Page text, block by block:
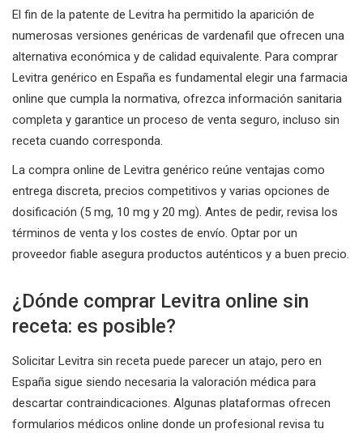
El fin de la patente de Levitra ha permitido la aparición de
numerosas versiones genéricas de vardenafil que ofrecen una
alternativa económica y de calidad equivalente. Para comprar
Levitra genérico en España es fundamental elegir una farmacia
online que cumpla la normativa, ofrezca información sanitaria
completa y garantice un proceso de venta seguro, incluso sin
receta cuando corresponda.
La compra online de Levitra genérico reúne ventajas como
entrega discreta, precios competitivos y varias opciones de
dosificación (5 mg, 10 mg y 20 mg). Antes de pedir, revisa los
términos de venta y los costes de envío. Optar por un
proveedor fiable asegura productos auténticos y a buen precio.
¿Dónde comprar Levitra online sin
receta: es posible?
Solicitar Levitra sin receta puede parecer un atajo, pero en
España sigue siendo necesaria la valoración médica para
descartar contraindicaciones. Algunas plataformas ofrecen
formularios médicos online donde un profesional revisa tu